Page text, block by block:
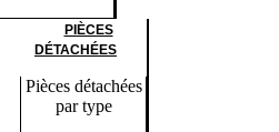
PIÈCES
DÉTACHÉES
Pièces détachées
par type